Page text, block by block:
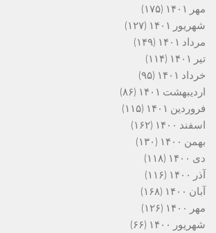
مهر ۱۴۰۱
(۱۷۵)
شهریور ۱۴۰۱
(۱۲۷)
مرداد ۱۴۰۱
(۱۴۹)
تیر ۱۴۰۱
(۱۱۴)
خرداد ۱۴۰۱
(۹۵)
اردیبهشت ۱۴۰۱
(۸۶)
فروردین ۱۴۰۱
(۱۱۵)
اسفند ۱۴۰۰
(۱۶۲)
بهمن ۱۴۰۰
(۱۳۰)
دی ۱۴۰۰
(۱۱۸)
آذر ۱۴۰۰
(۱۱۶)
آبان ۱۴۰۰
(۱۶۸)
مهر ۱۴۰۰
(۱۲۶)
شهریور ۱۴۰۰
(۶۶)